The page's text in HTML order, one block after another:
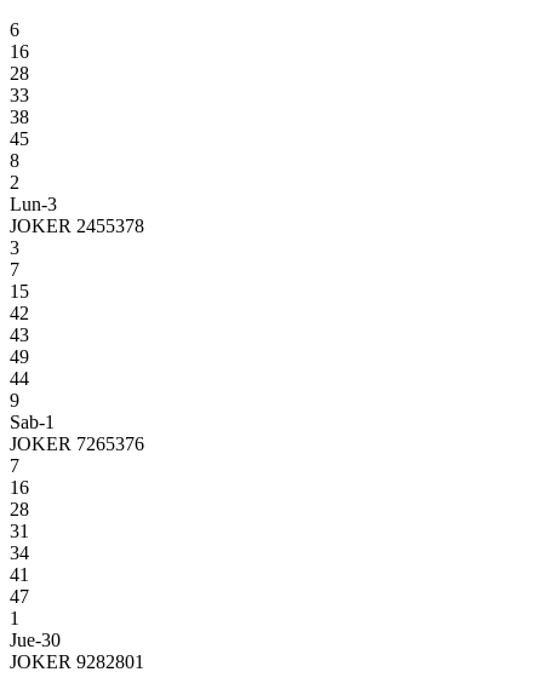
6
16
28
33
38
45
8
2
Lun-3
JOKER 2455378
3
7
15
42
43
49
44
9
Sab-1
JOKER 7265376
7
16
28
31
34
41
47
1
Jue-30
JOKER 9282801